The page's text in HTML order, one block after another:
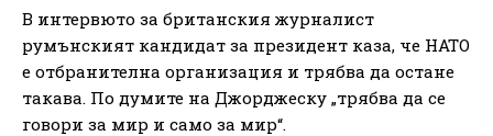
В интервюто за британския журналист
румънският кандидат за президент каза, че НАТО
е отбранителна организация и трябва да остане
такава. По думите на Джорджеску „трябва да се
говори за мир и само за мир“.